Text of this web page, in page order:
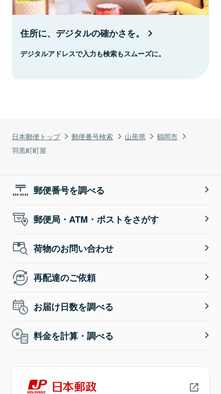
日本郵便トップ 郵便番号検索 山形県
鶴岡市
羽黒町町屋
住所に、デジタルの確かさを。
デジタルアドレスで入力も検索もスムーズに。
郵便番号を調べる
郵便局・ATM・ポストをさがす
荷物のお問い合わせ
再配達のご依頼
お届け日数を調べる
料金を計算・調べる